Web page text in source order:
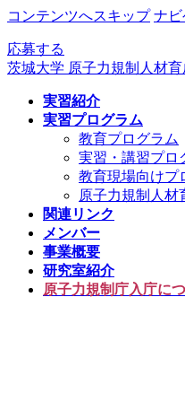
コンテンツへスキップ ナビ
応募する
茨城大学 原子力規制人材育
実習紹介
実習プログラム
教育プログラム
実習・講習プロ
教育現場向けプ
原子力規制人材
関連リンク
メンバー
事業概要
研究室紹介
原子力規制庁入庁に